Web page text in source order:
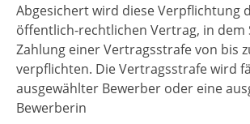
Abgesichert wird diese Verpflichtung
öffentlich-rechtlichen Vertrag, in dem
Zahlung einer Vertragsstrafe von bis
verpflichten. Die Vertragsstrafe wird
ausgewählter Bewerber oder eine
Bewerberin